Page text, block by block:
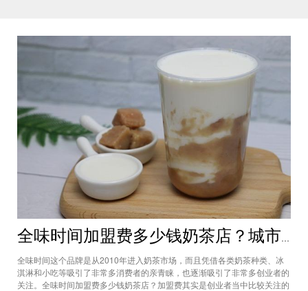
全味时间加盟费多少钱奶茶店？城市标准不同费用也会有所不同
全味时间这个品牌是从2010年进入奶茶市场，而且凭借各类奶茶种类、冰
淇淋和小吃等吸引了非常多消费者的亲青睐，也逐渐吸引了非常多创业者的
关注。全味时间加盟费多少钱奶茶店？加盟费其实是创业者当中比较关注的